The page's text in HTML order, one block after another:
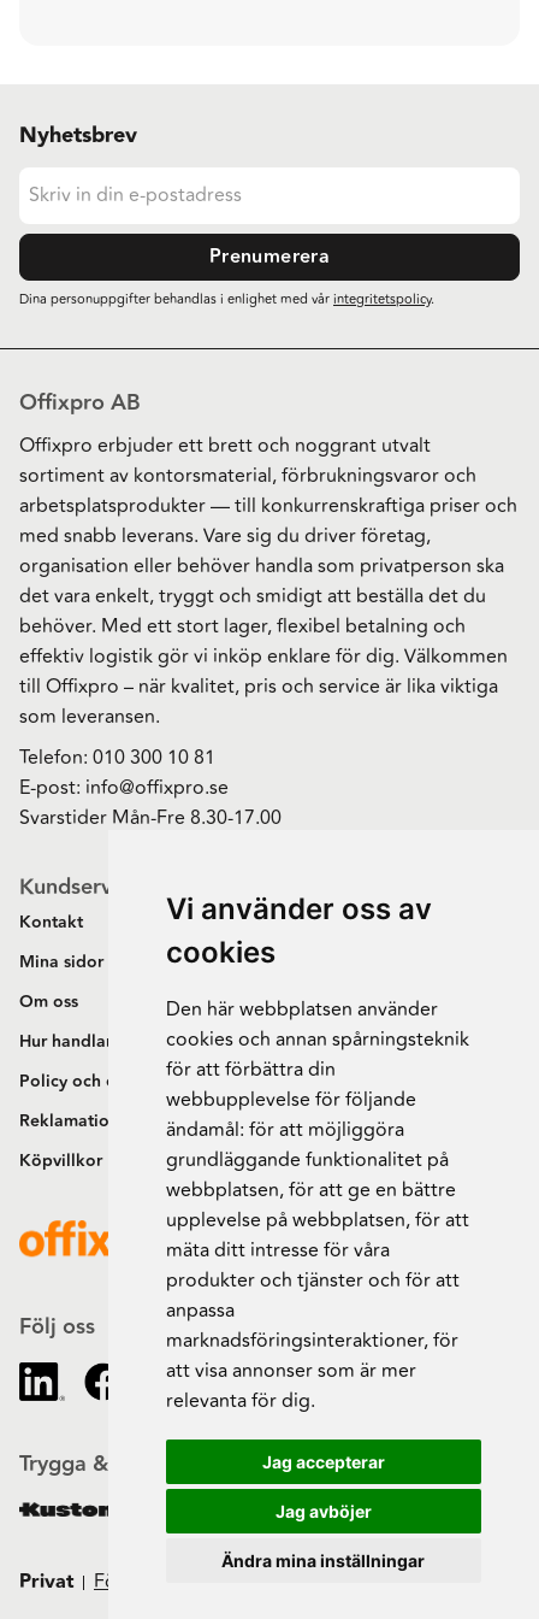
Vi använder oss av
cookies
Den här webbplatsen använder
cookies och annan spårningsteknik
för att förbättra din
webbupplevelse för följande
ändamål: för att möjliggöra
grundläggande funktionalitet på
webbplatsen,för att ge en bättre
upplevelse på webbplatsen,för att
mäta ditt intresse för våra
produkter och tjänster och för att
anpassa
marknadsföringsinteraktioner,för
att visa annonser som är mer
relevanta för dig.
Jag accepterar
Jag avböjer
Ändra mina inställningar
Nyhetsbrev
Prenumerera
Dina personuppgifter behandlas i enlighet med vårintegritetspolicy.
Offixpro AB
Offixpro erbjuder ett brett och noggrant utvalt
sortiment av kontorsmaterial, förbrukningsvaror och
arbetsplatsprodukter — till konkurrenskraftiga priser och
med snabb leverans. Vare sig du driver företag,
organisation eller behöver handla som privatperson ska
det vara enkelt, tryggt och smidigt att beställa det du
behöver. Med ett stort lager, flexibel betalning och
effektiv logistik gör vi inköp enklare för dig. Välkommen
till Offixpro – när kvalitet, pris och service är lika viktiga
som leveransen.
Telefon: 010 300 10 81
E-post: info@offixpro.se
Svarstider Mån-Fre 8.30-17.00
Kundservice
Kontakt
Mina sidor
Om oss
Hur handlar jag?
Policy och cookies
Reklamation och retur
Köpvillkor
Följ oss
Trygga & säkra beställningar
Privat Företag